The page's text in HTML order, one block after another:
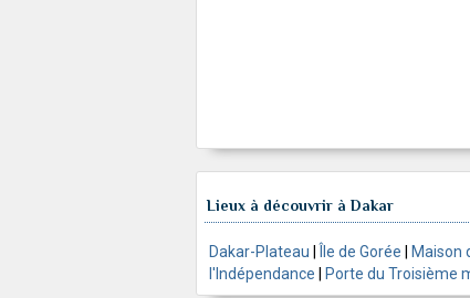
Lieux à découvrir à Dakar
Dakar-Plateau Île de Gorée Maison
l'Indépendance
Porte du Troisième